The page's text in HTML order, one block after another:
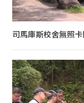
司馬庫斯校舍無照